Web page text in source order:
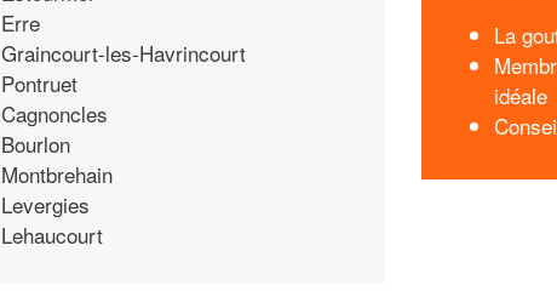
Erre
Graincourt-les-Havrincourt
Pontruet
Cagnoncles
Bourlon
Montbrehain
Levergies
Lehaucourt
La
idéale